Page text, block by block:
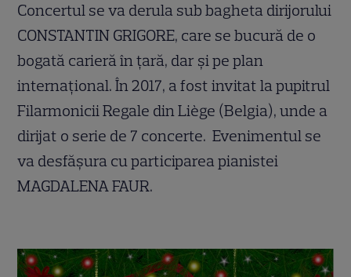
Concertul se va derula sub bagheta dirijorului
CONSTANTIN GRIGORE, care se bucură de o
bogată carieră în țară, dar și pe plan
internațional. În 2017, a fost invitat la pupitrul
Filarmonicii Regale din Liège (Belgia), unde a
dirijat o serie de 7 concerte. Evenimentul se
va desfășura cu participarea pianistei
MAGDALENA FAUR.